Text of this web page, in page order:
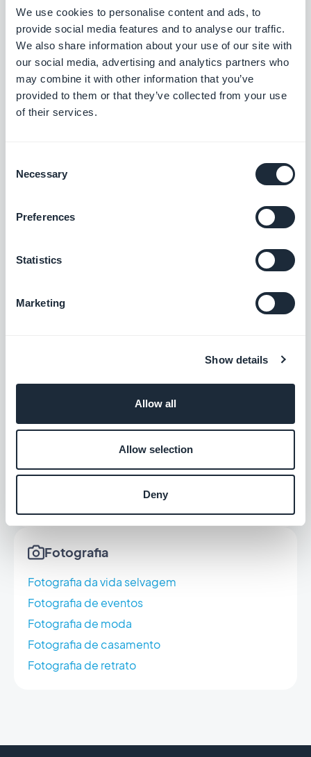
We use cookies to personalise content and ads, to
provide social media features and to analyse our traffic.
We also share information about your use of our site with
our social media, advertising and analytics partners who
may combine it with other information that you’ve
provided to them or that they’ve collected from your use
of their services.
Selection
Necessary
Preferences
Statistics
Marketing
Show details
Allow all
Allow selection
Deny
Serviços de segurança
Patrulhas noturnas
Segurança do casamento
Agentes de segurança
Supervisão do local
Atividades recreativas
Entregas de refeições
Fotografia
Fotografia da vida selvagem
Fotografia de eventos
Fotografia de moda
Fotografia de casamento
Fotografia de retrato